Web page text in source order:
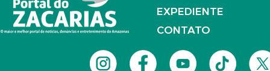
EXPEDIENTE
CONTATO